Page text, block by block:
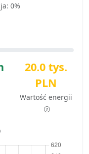
0%
20.0 tys.
PLN
Wartość energii